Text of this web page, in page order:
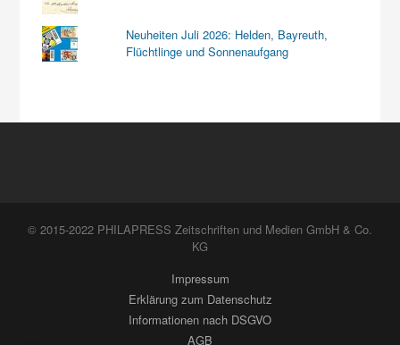
Neuheiten Juli 2026: Helden, Bayreuth,
Flüchtlinge und Sonnenaufgang
© 2015-2022 PHILAPRESS Zeitschriften und Medien GmbH & Co.
KG
Impressum
Erklärung zum Datenschutz
Informationen nach DSGVO
AGB